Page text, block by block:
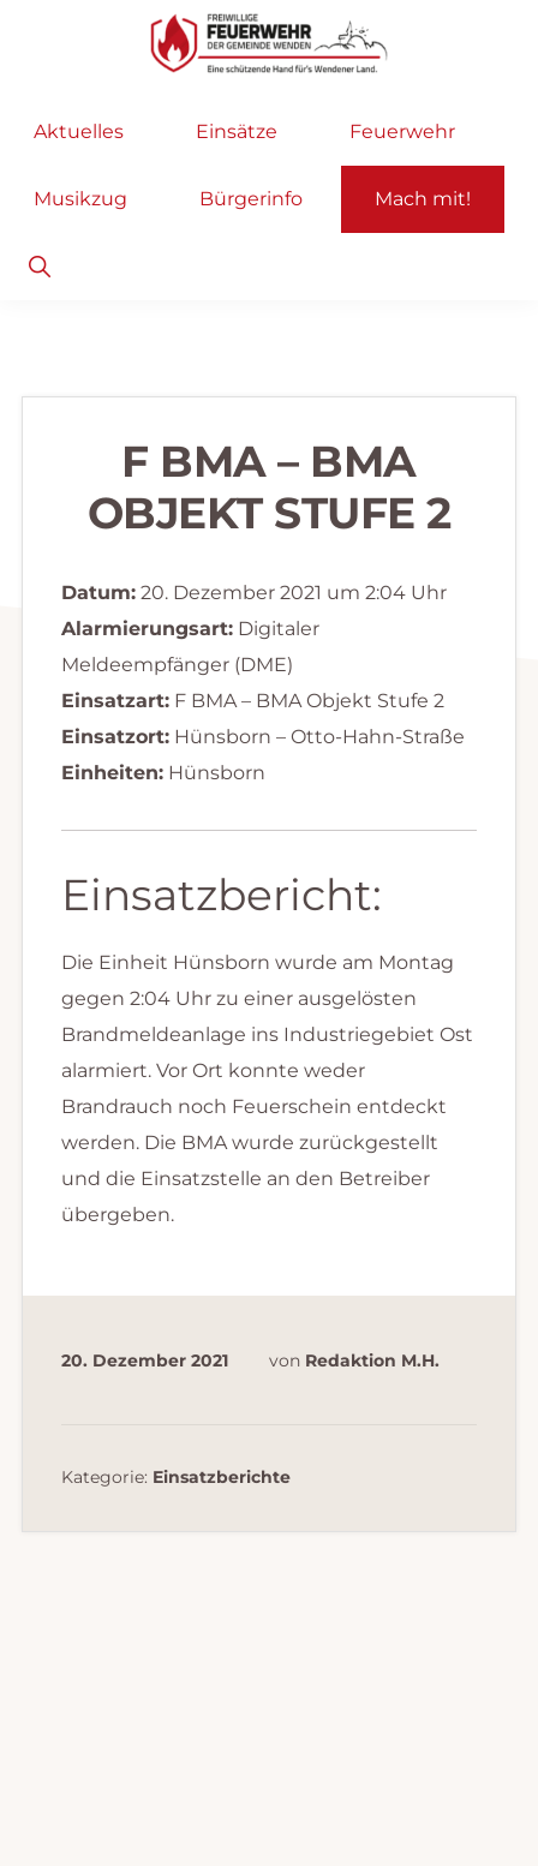
Hauptnavigation
Feuerwehr
helfen
selbstverständlich!
Aktuelles Einsätze Feuerwehr
Musikzug Bürgerinfo Mach mit!
Show
Search
F BMA – BMA
OBJEKT STUFE 2
Datum:20. Dezember 2021 um 2:04 Uhr
Alarmierungsart:Digitaler
Meldeempfänger (DME)
Einsatzart:F BMA – BMA Objekt Stufe 2
Einsatzort:Hünsborn – Otto-Hahn-Straße
Einheiten:Hünsborn
Einsatzbericht:
Die Einheit Hünsborn wurde am Montag
gegen 2:04 Uhr zu einer ausgelösten
Brandmeldeanlage ins Industriegebiet Ost
alarmiert. Vor Ort konnte weder
Brandrauch noch Feuerschein entdeckt
werden. Die BMA wurde zurückgestellt
und die Einsatzstelle an den Betreiber
übergeben.
20. Dezember 2021 von Redaktion M.H.
Kategorie: Einsatzberichte